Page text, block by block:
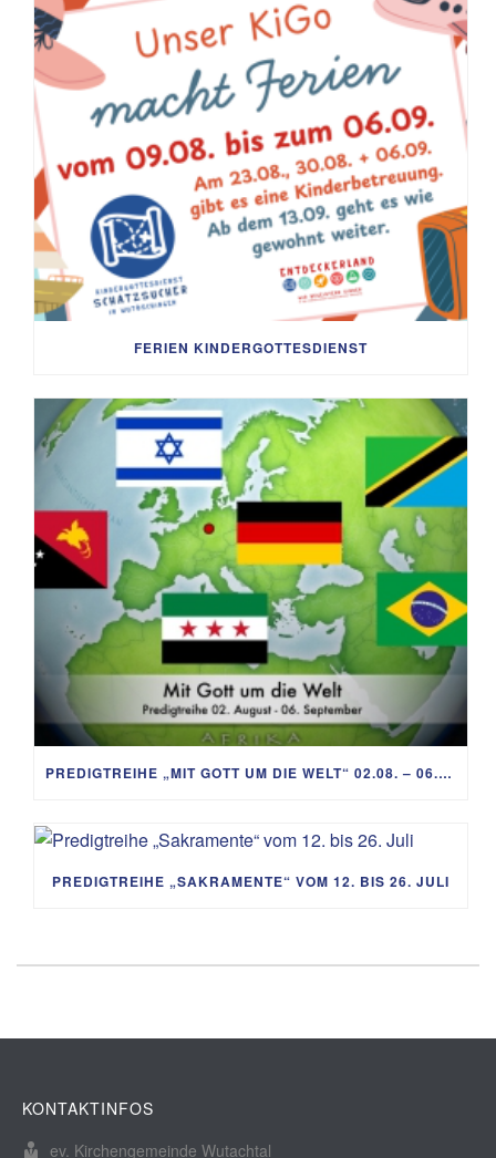
FERIEN KINDERGOTTESDIENST
PREDIGTREIHE „MIT GOTT UM DIE WELT“ 02.08. – 06.09.
PREDIGTREIHE „SAKRAMENTE“ VOM 12. BIS 26. JULI
KONTAKTINFOS
ev. Kirchengemeinde Wutachtal